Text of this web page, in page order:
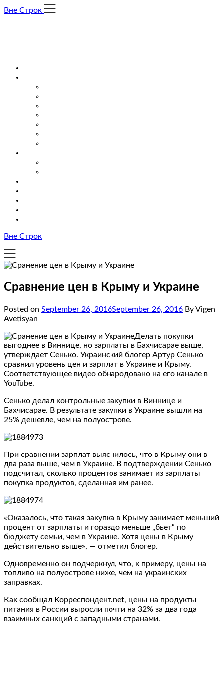
Skip
Вне Строк
Вне Строк
Сравнение цен в Крыму и Украине
Posted on September 26, 2016September 26, 2016 By Vigen
Avetisyan
Делать покупки
выгоднее в Виннице, но зарплаты в Бахчисарае выше,
утверждает Сенько. Украинский блогер Артур Сенько
сравнил уровень цен и зарплат в Украине и Крыму.
Соответствующее видео обнародовано на его канале в
YouTube.
Сенько делал контрольные закупки в Виннице и
Бахчисарае. В результате закупки в Украине вышли на
25% дешевле, чем на полуострове.
При сравнении зарплат выяснилось, что в Крыму они в
два раза выше, чем в Украине. В подтверждении Сенько
подсчитал, сколько процентов занимает из зарплаты
покупка продуктов, сделанная им ранее.
«Оказалось, что такая закупка в Крыму занимает меньший
процент от зарплаты и гораздо меньше „бьет“ по
бюджету семьи, чем в Украине. Хотя цены в Крыму
действительно выше», — отметил блогер.
Одновременно он подчеркнул, что, к примеру, цены на
топливо на полуострове ниже, чем на украинских
заправках.
Как сообщал Корреспондент.net, цены на продукты
питания в России выросли почти на 32% за два года
взаимных санкций с западными странами.